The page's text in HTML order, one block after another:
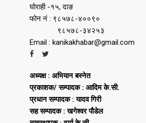
घोराही -१५, दाङ
फोन नं : ९८५७८-४००९०
९८५७८-३४२५३
Email : kanikakhabar@gmail.com
अध्यक्ष : अभियान बस्नेत
प्रकाशक/ सम्पादक : आदिम के.सी.
प्रधान सम्पादक : यादव गिरी
सह सम्पादक : खगेश्वर पौडेल